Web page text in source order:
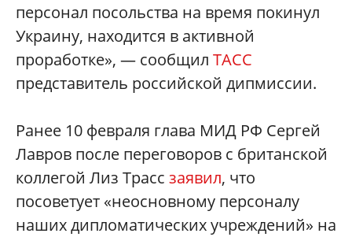
персонал посольства на время покинул
Украину, находится в активной
проработке», — сообщил ТАСС
представитель российской дипмиссии.
Ранее 10 февраля глава МИД РФ Сергей
Лавров после переговоров с британской
коллегой Лиз Трасс заявил, что
посоветует «неосновному персоналу
наших дипломатических учреждений» на